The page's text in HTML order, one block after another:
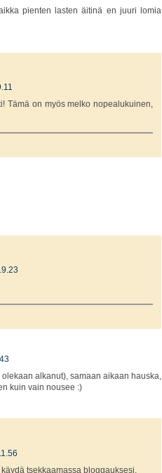
pienten lasten äitinä en juuri lomia
Tämä on myös melko nopealukuinen,
alkanut), samaan aikaan hauska,
kuin vain nousee :)
tsekkaamassa bloggauksesi.